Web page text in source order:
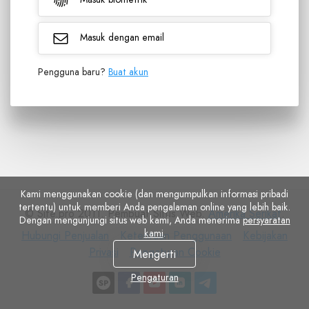
Masuk dengan email
Pengguna baru? Buat akun
© Site.pro 2011. Pembuat Situs Web.Amerika Serikat.
Ketentuan
Penggunaan
Ketentuan Penggunaan
Pengaturan
Cookie
Pengaturan Cookie
Kami menggunakan cookie (dan mengumpulkan informasi pribadi
tertentu) untuk memberi Anda pengalaman online yang lebih baik.
Dengan mengunjungi situs web kami, Anda menerima persyaratan
kami.
Mengerti
Pengaturan